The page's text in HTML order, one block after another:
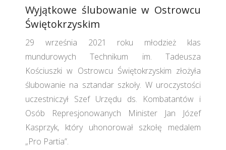
Wyjątkowe ślubowanie w Ostrowcu
Świętokrzyskim
29 września 2021 roku młodzież klas
mundurowych Technikum im. Tadeusza
Kościuszki w Ostrowcu Świętokrzyskim złożyła
ślubowanie na sztandar szkoły. W uroczystości
uczestniczył Szef Urzędu ds. Kombatantów i
Osób Represjonowanych Minister Jan Józef
Kasprzyk, który uhonorował szkołę medalem
„Pro Partia”.